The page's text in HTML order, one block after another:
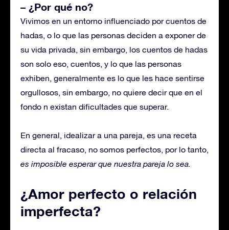
– ¿Por qué no?
Vivimos en un entorno influenciado por cuentos de
hadas, o lo que las personas deciden a exponer de
su vida privada, sin embargo, los cuentos de hadas
son solo eso, cuentos, y lo que las personas
exhiben, generalmente es lo que les hace sentirse
orgullosos, sin embargo, no quiere decir que en el
fondo n existan dificultades que superar.
En general, idealizar a una pareja, es una receta
directa al fracaso, no somos perfectos, por lo tanto,
es imposible esperar que nuestra pareja lo sea.
¿Amor perfecto o relación
imperfecta?